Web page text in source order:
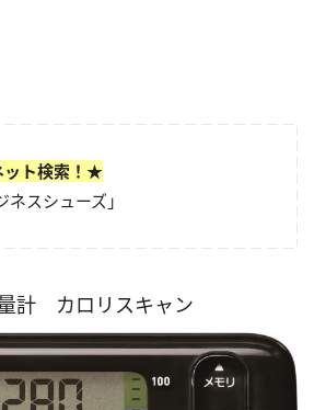
ト検索！★
スシューズ」
計 カロリスキャン